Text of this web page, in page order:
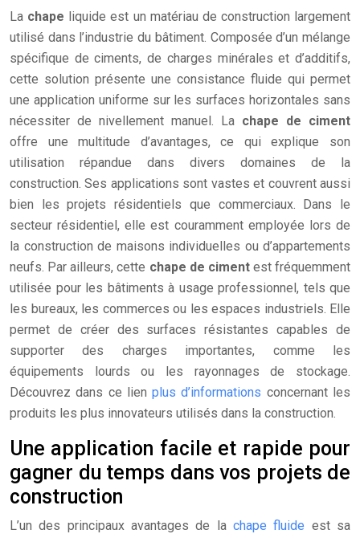
La chape liquide est un matériau de construction largement
utilisé dans l’industrie du bâtiment. Composée d’un mélange
spécifique de ciments, de charges minérales et d’additifs,
cette solution présente une consistance fluide qui permet
une application uniforme sur les surfaces horizontales sans
nécessiter de nivellement manuel. La chape de ciment
offre une multitude d’avantages, ce qui explique son
utilisation répandue dans divers domaines de la
construction. Ses applications sont vastes et couvrent aussi
bien les projets résidentiels que commerciaux. Dans le
secteur résidentiel, elle est couramment employée lors de
la construction de maisons individuelles ou d’appartements
neufs. Par ailleurs, cette chape de cimentest fréquemment
utilisée pour les bâtiments à usage professionnel, tels que
les bureaux, les commerces ou les espaces industriels. Elle
permet de créer des surfaces résistantes capables de
supporter des charges importantes, comme les
équipements lourds ou les rayonnages de stockage.
Découvrez dans ce lienplus d’informations concernant les
produits les plus innovateurs utilisés dans la construction.
Une application facile et rapide pour
gagner du temps dans vos projets de
construction
L’un des principaux avantages de la chape fluide est sa